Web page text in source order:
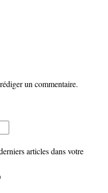
un commentaire.
articles dans votre